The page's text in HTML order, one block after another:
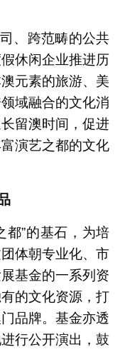
、跨范畴的公共
休闲企业推进历
元素的旅游、美
域融合的文化消
留澳时间，促进
演艺之都的文化
都”的基石，为培
体朝专业化、市
基金的一系列资
的文化资源，打
品牌。基金亦透
行公开演出，鼓